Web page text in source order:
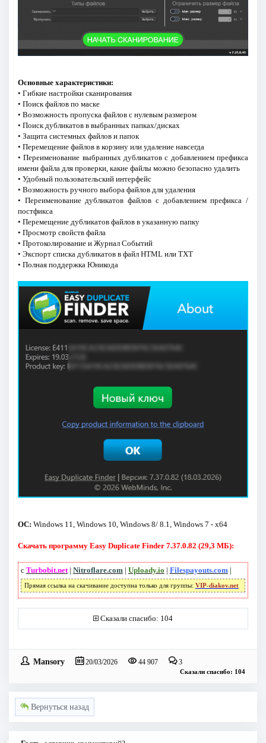
Основные характеристики:
• Гибкие настройки сканирования
• Поиск файлов по маске
• Возможность пропуска файлов с нулевым размером
• Поиск дубликатов в выбранных папках/дисках
• Защита системных файлов и папок
• Перемещение файлов в корзину или удаление навсегда
• Переименование выбранных дубликатов с добавлением префикса
имени файла для проверки, какие файлы можно безопасно удалить
• Удобный пользовательский интерфейс
• Возможность ручного выбора файлов для удаления
• Переименование дубликатов файлов с добавлением префикса /
постфикса
• Перемещение дубликатов файлов в указанную папку
• Просмотр свойств файла
• Протоколирование и Журнал Событий
• Экспорт списка дубликатов в файл HTML или TXT
• Полная поддержка Юникода
ОС: Windows 11, Windows 10, Windows 8/ 8.1, Windows 7 - x64
Скачать программу Easy Duplicate Finder 7.37.0.82 (29,3 МБ):
с Turbobit.net| Nitroflare.com| Uploady.io | Filespayouts.com|
Прямая ссылка на скачивание доступна только для группы: VIP-diakov.net
Сказали спасибо: 104
Mansory 20/03/2026 44 907 3
Сказали спасибо: 104
Вернуться назад